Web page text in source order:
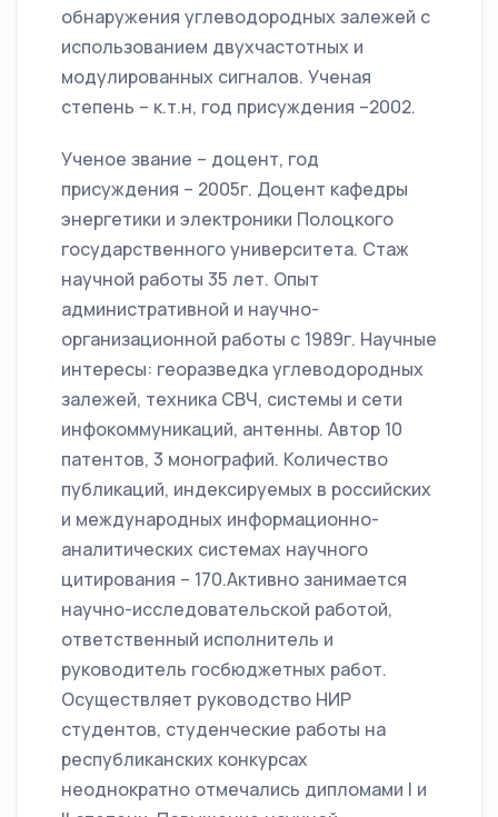
обнаружения углеводородных залежей с
использованием двухчастотных и
модулированных сигналов. Ученая
степень – к.т.н, год присуждения –2002.
Ученое звание – доцент, год
присуждения – 2005г. Доцент кафедры
энергетики и электроники Полоцкого
государственного университета. Стаж
научной работы 35 лет. Опыт
административной и научно-
организационной работы с 1989г. Научные
интересы: георазведка углеводородных
залежей, техника СВЧ, системы и сети
инфокоммуникаций, антенны. Автор 10
патентов, 3 монографий. Количество
публикаций, индексируемых в российских
и международных информационно-
аналитических системах научного
цитирования – 170.Активно занимается
научно-исследовательской работой,
ответственный исполнитель и
руководитель госбюджетных работ.
Осуществляет руководство НИР
студентов, студенческие работы на
республиканских конкурсах
неоднократно отмечались дипломами I и